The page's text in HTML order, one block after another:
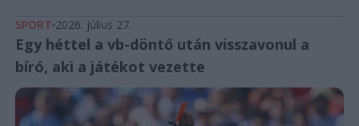
SPORT 2026. július 27.
Egy héttel a vb-döntő után visszavonul a
bíró, aki a játékot vezette